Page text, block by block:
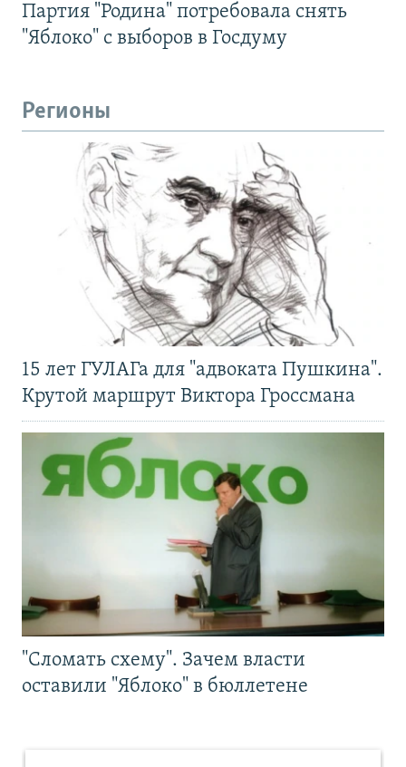
Партия "Родина" потребовала снять
"Яблоко" с выборов в Госдуму
Регионы
15 лет ГУЛАГа для "адвоката Пушкина".
Крутой маршрут Виктора Гроссмана
"Сломать схему". Зачем власти
оставили "Яблоко" в бюллетене